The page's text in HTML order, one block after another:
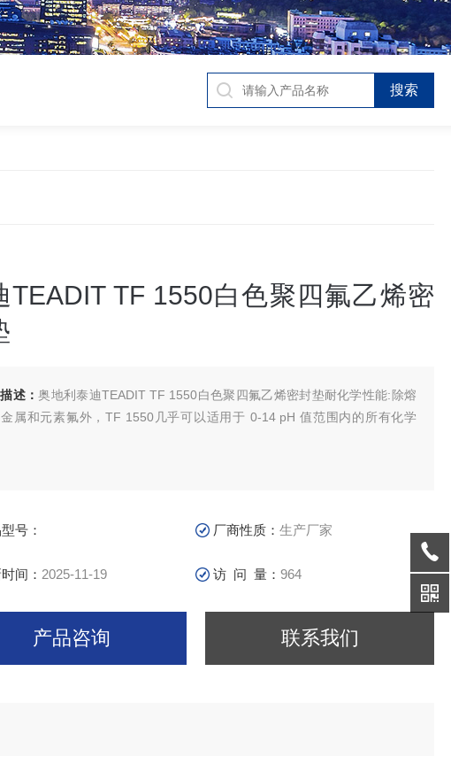
TEADIT TF 1550白色聚四氟乙烯密
述：奥地利泰迪TEADIT TF 1550白色聚四氟乙烯密封垫耐化学性能:除熔
属和元素氟外，TF 1550几乎可以适用于 0-14 pH 值范围内的所有化学
号： 厂商性质：生产厂家
间： 2025-11-19 访 问 量：964
产品咨询 联系我们